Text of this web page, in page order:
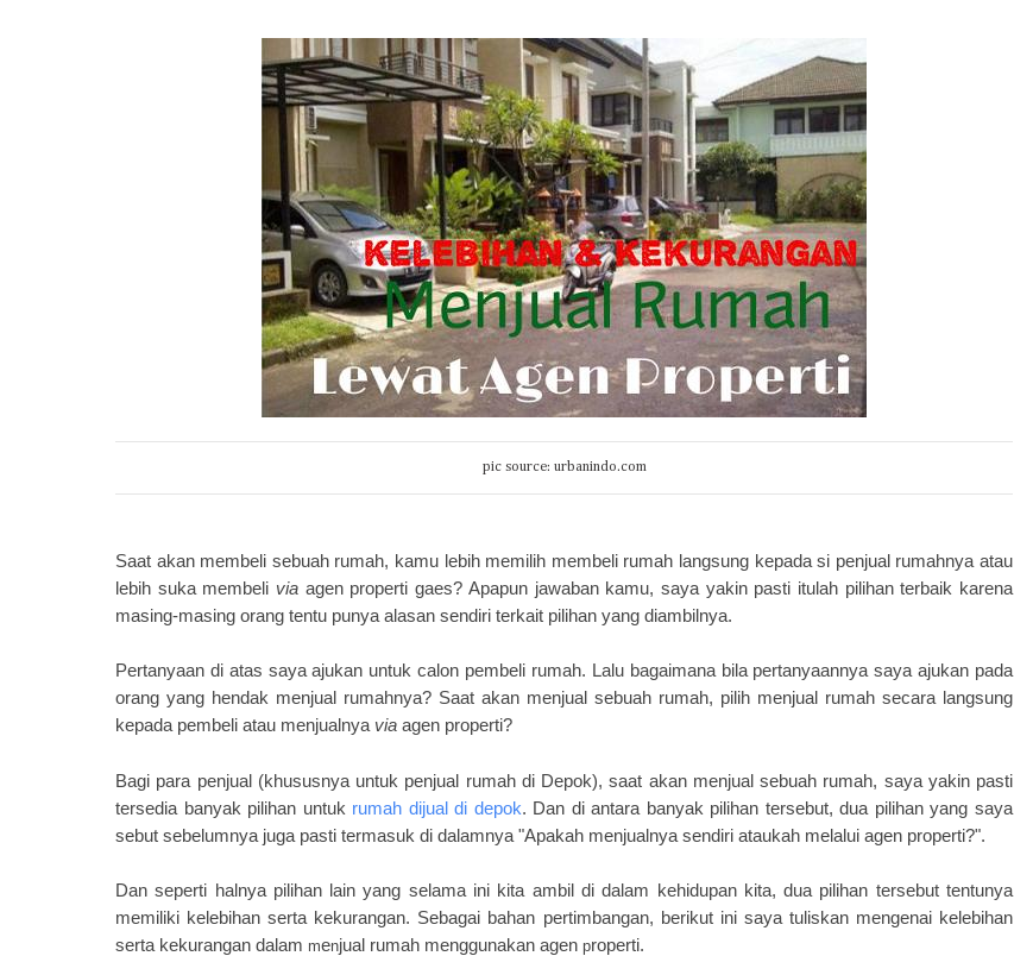
pic source: urbanindo.com
Saat akan membeli sebuah rumah, kamu lebih memilih membeli rumah langsung kepada si penjual rumahnya atau
lebih suka membeli via agen properti gaes? Apapun jawaban kamu, saya yakin pasti itulah pilihan terbaik karena
masing-masing orang tentu punya alasan sendiri terkait pilihan yang diambilnya.
Pertanyaan di atas saya ajukan untuk calon pembeli rumah. Lalu bagaimana bila pertanyaannya saya ajukan pada
orang yang hendak menjual rumahnya? Saat akan menjual sebuah rumah, pilih menjual rumah secara langsung
kepada pembeli atau menjualnya via agen properti?
Bagi para penjual (khususnya untuk penjual rumah di Depok), saat akan menjual sebuah rumah, saya yakin pasti
tersedia banyak pilihan untuk rumah dijual di depok. Dan di antara banyak pilihan tersebut, dua pilihan yang saya
sebut sebelumnya juga pasti termasuk di dalamnya "Apakah menjualnya sendiri ataukah melalui agen properti?".
Dan seperti halnya pilihan lain yang selama ini kita ambil di dalam kehidupan kita, dua pilihan tersebut tentunya
memiliki kelebihan serta kekurangan. Sebagai bahan pertimbangan, berikut ini saya tuliskan mengenai kelebihan
serta kekurangan dalam menjual rumah menggunakan agen properti.